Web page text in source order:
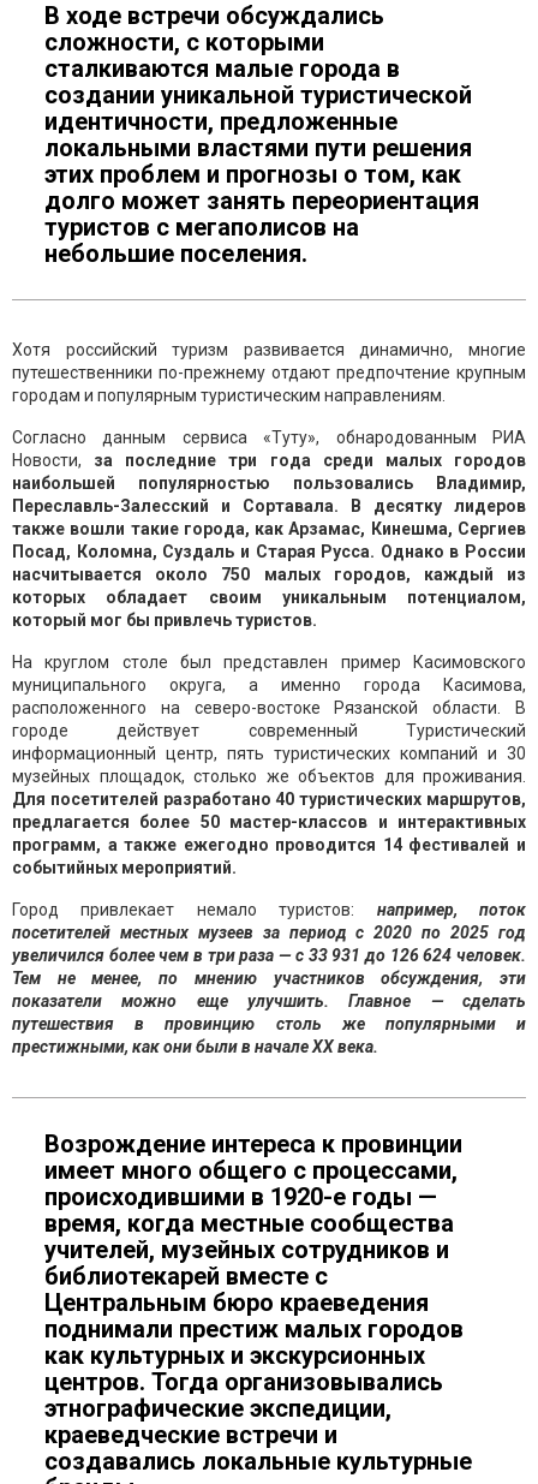
В ходе встречи обсуждались
сложности, с которыми
сталкиваются малые города в
создании уникальной туристической
идентичности, предложенные
локальными властями пути решения
этих проблем и прогнозы о том, как
долго может занять переориентация
туристов с мегаполисов на
небольшие поселения.
Хотя российский туризм развивается динамично, многие
путешественники по-прежнему отдают предпочтение крупным
городам и популярным туристическим направлениям.
Согласно данным сервиса «Туту», обнародованным РИА
Новости, за последние три года среди малых городов
наибольшей популярностью пользовались Владимир,
Переславль-Залесский и Сортавала. В десятку лидеров
также вошли такие города, как Арзамас, Кинешма, Сергиев
Посад, Коломна, Суздаль и Старая Русса. Однако в России
насчитывается около 750 малых городов, каждый из
которых обладает своим уникальным потенциалом,
который мог бы привлечь туристов.
На круглом столе был представлен пример Касимовского
муниципального округа, а именно города Касимова,
расположенного на северо-востоке Рязанской области. В
городе действует современный Туристический
информационный центр, пять туристических компаний и 30
музейных площадок, столько же объектов для проживания.
Для посетителей разработано 40 туристических маршрутов,
предлагается более 50 мастер-классов и интерактивных
программ, а также ежегодно проводится 14 фестивалей и
событийных мероприятий.
Город привлекает немало туристов: например, поток
посетителей местных музеев за период с 2020 по 2025 год
увеличился более чем в три раза — с 33 931 до 126 624 человек.
Тем не менее, по мнению участников обсуждения, эти
показатели можно еще улучшить. Главное — сделать
путешествия в провинцию столь же популярными и
престижными, как они были в начале XX века.
Возрождение интереса к провинции
имеет много общего с процессами,
происходившими в 1920-е годы —
время, когда местные сообщества
учителей, музейных сотрудников и
библиотекарей вместе с
Центральным бюро краеведения
поднимали престиж малых городов
как культурных и экскурсионных
центров. Тогда организовывались
этнографические экспедиции,
краеведческие встречи и
создавались локальные культурные